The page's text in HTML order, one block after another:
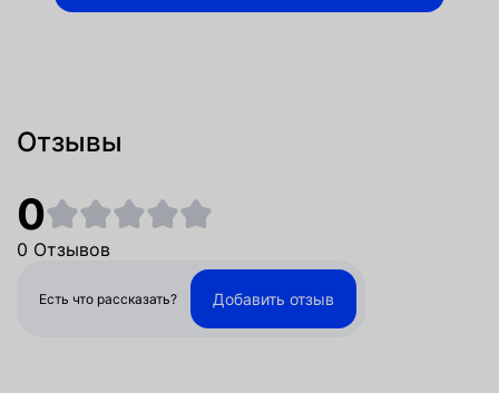
Отзывы
0
0 Отзывов
Есть что рассказать? Добавить отзыв